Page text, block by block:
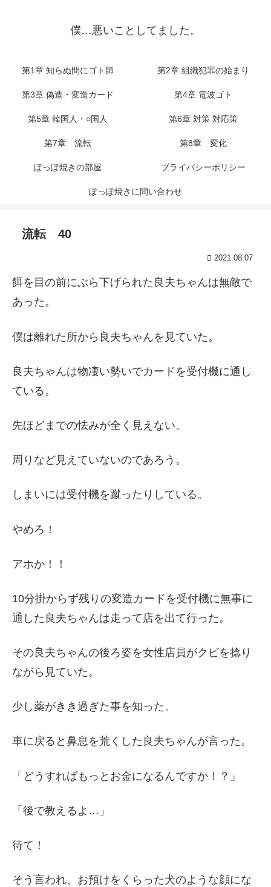
僕…悪いことしてました。
第1章 知らぬ間にゴト師 第2章 組織犯罪の始まり
第3章 偽造・変造カード 第4章 電波ゴト
第5章 韓国人・○国人 第6章 対策 対応策
第7章 流転 第8章 変化
ぽっぽ焼きの部屋 プライバシーポリシー
ぽっぽ焼きに問い合わせ
流転 40
2021.08.07
餌を目の前にぶら下げられた良夫ちゃんは無敵で
あった。
僕は離れた所から良夫ちゃんを見ていた。
良夫ちゃんは物凄い勢いでカードを受付機に通し
ている。
先ほどまでの怯みが全く見えない。
周りなど見えていないのであろう。
しまいには受付機を蹴ったりしている。
やめろ！
アホか！！
10分掛からず残りの変造カードを受付機に無事に
通した良夫ちゃんは走って店を出て行った。
その良夫ちゃんの後ろ姿を女性店員がクビを捻り
ながら見ていた。
少し薬がきき過ぎた事を知った。
車に戻ると鼻息を荒くした良夫ちゃんが言った。
「どうすればもっとお金になるんですか！？」
「後で教えるよ…」
待て！
そう言われ、お預けをくらった犬のような顔にな